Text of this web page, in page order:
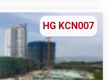
HG KCN007